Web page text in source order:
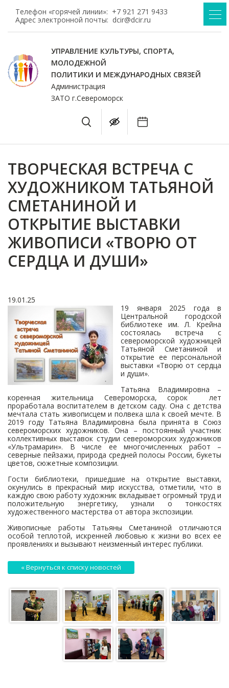
Телефон «горячей линии»: +7 921 271 9433
Адрес электронной почты: dcir@dcir.ru
УПРАВЛЕНИЕ КУЛЬТУРЫ, СПОРТА,
МОЛОДЕЖНОЙ
ПОЛИТИКИ И МЕЖДУНАРОДНЫХ СВЯЗЕЙ
Администрация
ЗАТО г.Североморск
ТВОРЧЕСКАЯ ВСТРЕЧА С
ХУДОЖНИКОМ ТАТЬЯНОЙ
СМЕТАНИНОЙ И
ОТКРЫТИЕ ВЫСТАВКИ
ЖИВОПИСИ «ТВОРЮ ОТ
СЕРДЦА И ДУШИ»
19.01.25
19 января 2025 года в
Центральной городской
библиотеке им. Л. Крейна
состоялась встреча с
североморской художницей
Татьяной Сметаниной и
открытие ее персональной
выставки «Творю от сердца
и души».
Татьяна Владимировна –
коренная жительница Североморска, сорок лет
проработала воспитателем в детском саду. Она с детства
мечтала стать живописцем и полвека шла к своей мечте. В
2019 году Татьяна Владимировна была принята в Союз
североморских художников. Она – постоянный участник
коллективных выставок студии североморских художников
«Ультрамарин». В числе ее многочисленных работ –
северные пейзажи, природа средней полосы России, букеты
цветов, сюжетные композиции.
Гости библиотеки, пришедшие на открытие выставки,
окунулись в прекрасный мир искусства, отметили, что в
каждую свою работу художник вкладывает огромный труд и
положительную энергетику, узнали о тонкостях
художественного мастерства от автора экспозиции.
Живописные работы Татьяны Сметаниной отличаются
особой теплотой, искренней любовью к жизни во всех ее
проявлениях и вызывают неизменный интерес публики.
« Вернуться к списку новостей